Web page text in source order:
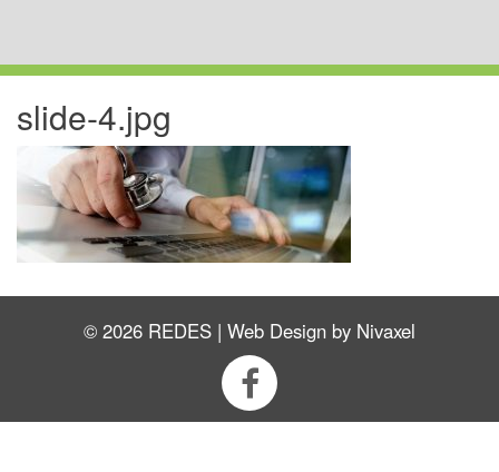
slide-4.jpg
© 2026 REDES | Web Design by Nivaxel